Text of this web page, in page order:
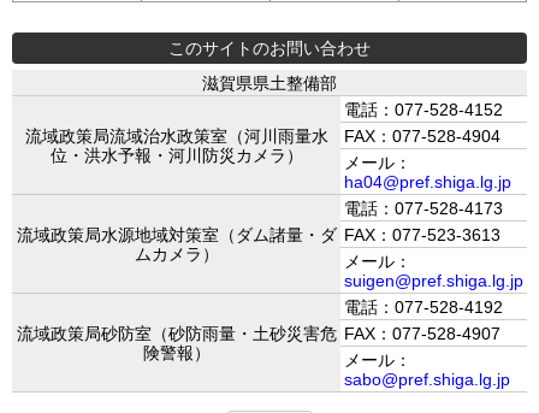
このサイトのお問い合わせ
滋賀県県土整備部
流域政策局流域治水政策室（河川雨量水
位・洪水予報・河川防災カメラ）
電話：077-528-4152
FAX：077-528-4904
メール：
ha04@pref.shiga.lg.jp
流域政策局水源地域対策室（ダム諸量・ダ
ムカメラ）
電話：077-528-4173
FAX：077-523-3613
メール：
suigen@pref.shiga.lg.jp
流域政策局砂防室（砂防雨量・土砂災害危
険警報）
電話：077-528-4192
FAX：077-528-4907
メール：
sabo@pref.shiga.lg.jp